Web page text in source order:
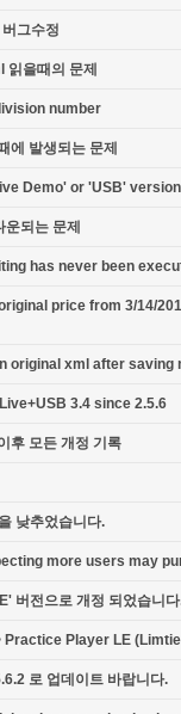
그수정
을때의 문제
number
에 발생되는 문제
Demo' or 'USB'
되는 문제
has never been
price from 3/14/
original xml after saving
3.4 since 2.5.6
후 모든 개정 기록
낮추었습니다.
more users may
버전으로 개정 되었습니
Player LE
로 업데이트 바랍니다.